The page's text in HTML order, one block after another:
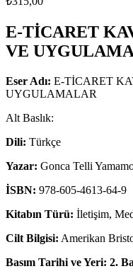
E-TİCARET
VE
Eser Adı: E-TİCARET
UYGULAMALAR
Alt Baslık:
Dili: Türkçe
Yazar: Gonca Telli
İSBN: 978-605-4613-64-9
Kitabın Türü: İletişim,
Cilt Bilgisi: Amerikan
Basım Tarihi ve Yeri: 2.